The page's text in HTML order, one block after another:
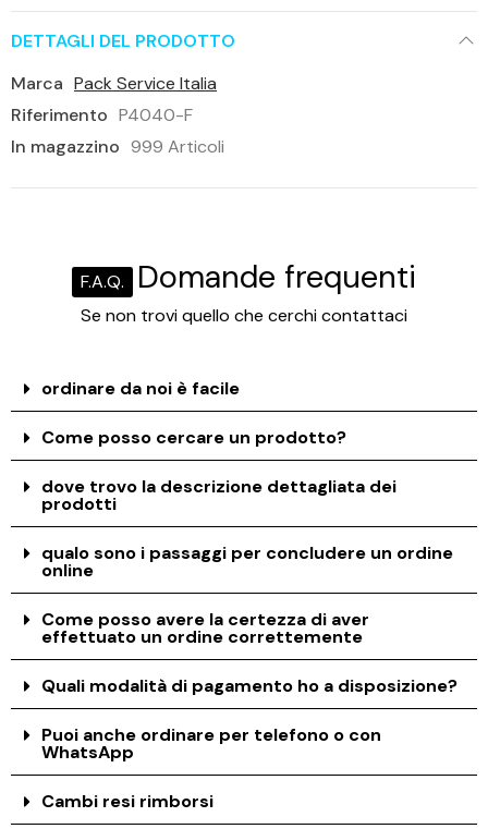
DETTAGLI DEL PRODOTTO
Marca Pack Service Italia
Riferimento P4040-F
In magazzino 999 Articoli
F.A.Q. Domande frequenti
Se non trovi quello che cerchi contattaci
ordinare da noi è facile
Come posso cercare un prodotto?
dove trovo la descrizione dettagliata dei
prodotti
qualo sono i passaggi per concludere un ordine
online
Come posso avere la certezza di aver
effettuato un ordine correttemente
Quali modalità di pagamento ho a disposizione?
Puoi anche ordinare per telefono o con
WhatsApp
Cambi resi rimborsi